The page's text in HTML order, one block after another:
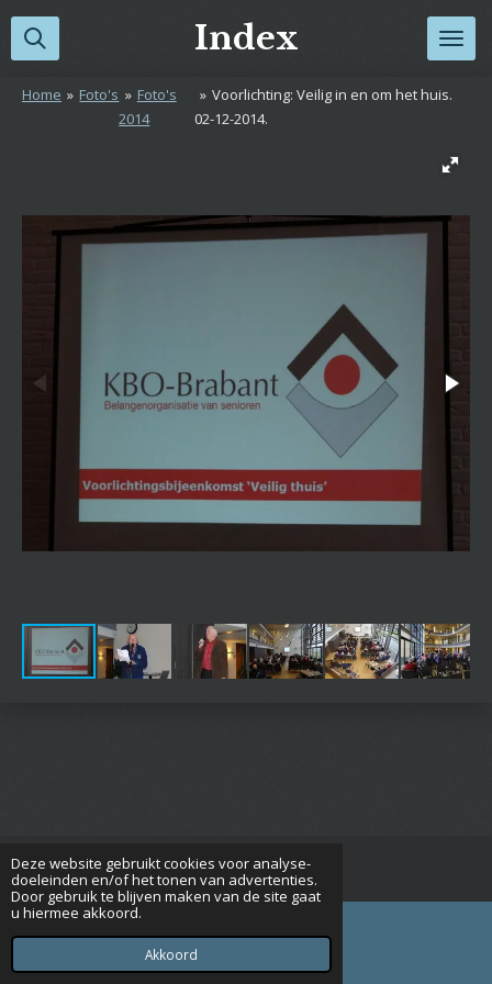
Deze website gebruikt cookies voor analyse-
doeleinden en/of het tonen van advertenties.
Door gebruik te blijven maken van de site gaat
u hiermee akkoord.
Akkoord
Ga
direct
de
Index
Home » Foto's » Foto's
2014
» Voorlichting: Veilig in en om het huis.
02-12-2014.
© 2015 - 2026 Seniorenverenigingrijsbergen.nl